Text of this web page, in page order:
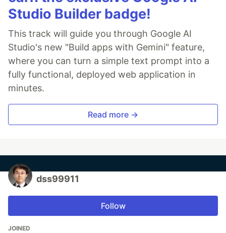
Studio Builder badge!
This track will guide you through Google AI
Studio's new "Build apps with Gemini" feature,
where you can turn a simple text prompt into a
fully functional, deployed web application in
minutes.
Read more →
dss99911
Follow
JOINED